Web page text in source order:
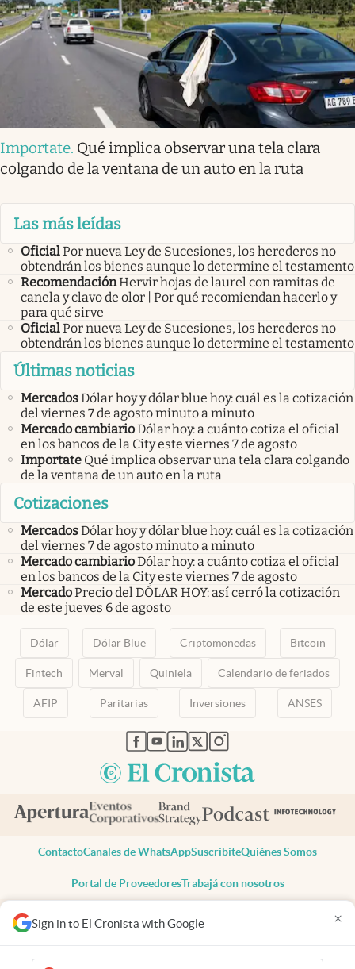
Sign in to El Cronista with Google ×
Importate. Qué implica observar una tela clara
colgando de la ventana de un auto en la ruta
Las más leídas
OficialPor nueva Ley de Sucesiones, los herederos no
obtendrán los bienes aunque lo determine el testamento
RecomendaciónHervir hojas de laurel con ramitas de
canela y clavo de olor | Por qué recomiendan hacerlo y
para qué sirve
OficialPor nueva Ley de Sucesiones, los herederos no
obtendrán los bienes aunque lo determine el testamento
Últimas noticias
MercadosDólar hoy y dólar blue hoy: cuál es la cotización
del viernes 7 de agosto minuto a minuto
Mercado cambiarioDólar hoy: a cuánto cotiza el oficial
en los bancos de la City este viernes 7 de agosto
Importate Qué implica observar una tela clara colgando
de la ventana de un auto en la ruta
Cotizaciones
MercadosDólar hoy y dólar blue hoy: cuál es la cotización
del viernes 7 de agosto minuto a minuto
Mercado cambiarioDólar hoy: a cuánto cotiza el oficial
en los bancos de la City este viernes 7 de agosto
MercadoPrecio del DÓLAR HOY: así cerró la cotización
de este jueves 6 de agosto
Dólar Dólar Blue Criptomonedas Bitcoin
Fintech Merval Quiniela Calendario de feriados
AFIP Paritarias Inversiones ANSES
abre en nueva pestaña
abre en nueva pestaña
abre en nueva pestaña
abre en nueva pestaña
abre en nueva pestaña
ContactoCanales de WhatsAppSuscribiteQuiénes Somos
Portal de ProveedoresTrabajá con nosotros
Todos los derechos reservados
Privacidad